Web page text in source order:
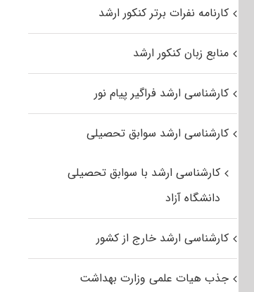
کارنامه نفرات برتر کنکور ارشد
منابع زبان کنکور ارشد
کارشناسی ارشد فراگیر پیام نور
کارشناسی ارشد سوابق تحصیلی
کارشناسی ارشد با سوابق تحصیلی
دانشگاه آزاد
کارشناسی ارشد خارج از کشور
جذب هیات علمی وزارت بهداشت